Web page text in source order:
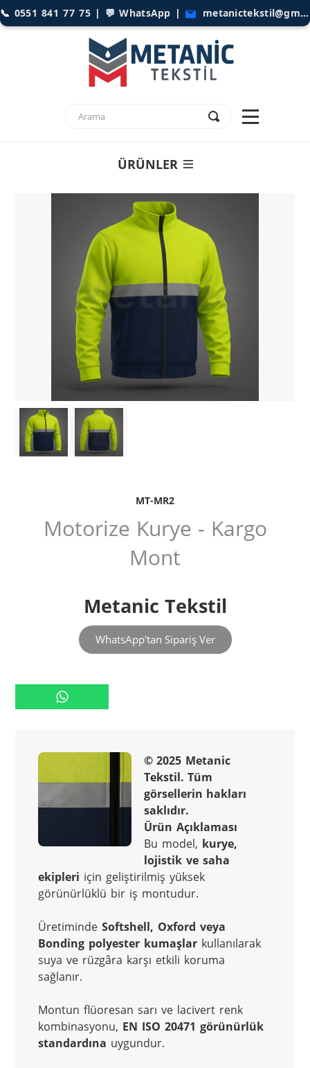
📞 0551 841 77 75| 💬WhatsApp | metanictekstil@gmail.com
ÜRÜNLER
MT-MR2
Motorize Kurye - Kargo
Mont
Metanic Tekstil
WhatsApp'tan Sipariş Ver
© 2025 Metanic
Tekstil. Tüm
görsellerin hakları
saklıdır.
Ürün Açıklaması
Bu model, kurye,
lojistik ve saha
ekipleri için geliştirilmiş yüksek
görünürlüklü bir iş montudur.
Üretiminde Softshell, Oxford veya
Bonding polyester kumaşlar kullanılarak
suya ve rüzgâra karşı etkili koruma
sağlanır.
Montun flüoresan sarı ve lacivert renk
kombinasyonu, EN ISO 20471 görünürlük
standardına uygundur.